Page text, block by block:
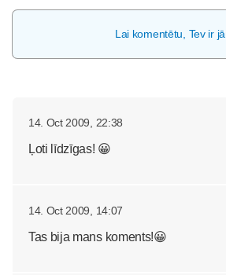
Lai komentētu, Tev ir
14. Oct 2009, 22:38
Ļoti līdzīgas! 😀
14. Oct 2009, 14:07
Tas bija mans koments!😀